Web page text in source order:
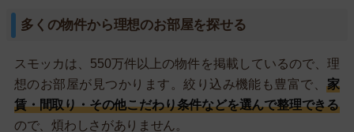
多くの物件から理想のお部屋を探せる
スモッカは、550万件以上の物件を掲載しているので、理
想のお部屋が見つかります。絞り込み機能も豊富で、家
賃・間取り・その他こだわり条件などを選んで整理できる
ので、煩わしさがありません。